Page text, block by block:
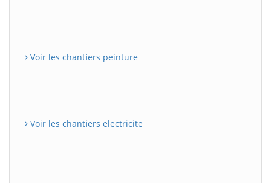
Voir les chantiers peinture
Voir les chantiers electricite